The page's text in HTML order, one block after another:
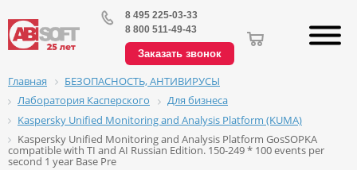
8 495 225-03-33
8 800 511-49-43
Заказать звонок
Главная
БЕЗОПАСНОСТЬ, АНТИВИРУСЫ
Лаборатория Касперского
Для бизнеса
Kaspersky Unified Monitoring and Analysis Platform (KUMA)
Kaspersky Unified Monitoring and Analysis Platform GosSOPKA
compatible with TI and AI Russian Edition. 150-249 * 100 events per
second 1 year Base Pre